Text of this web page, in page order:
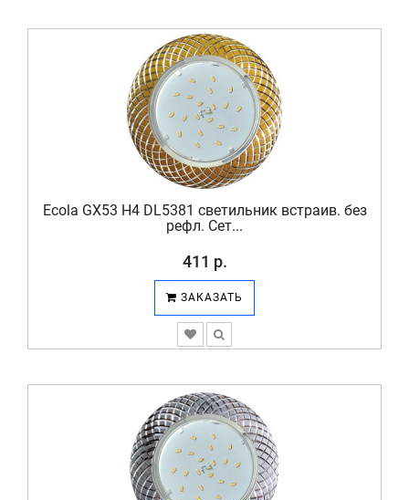
Ecola GX53 H4 DL5381 светильник встраив. без
рефл. Сет...
411 р.
ЗАКАЗАТЬ